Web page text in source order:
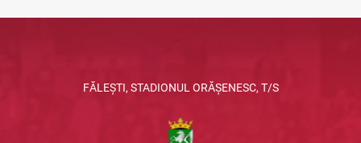
FĂLEȘTI, STADIONUL ORĂȘENESC, T/S